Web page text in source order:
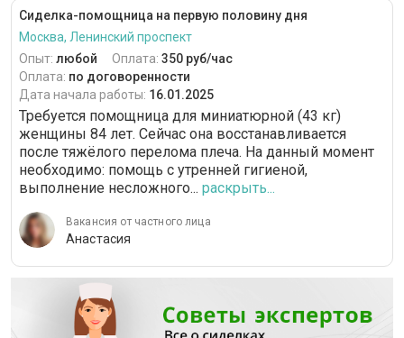
Сиделка-помощница на первую половину дня
Москва, Ленинский проспект
Опыт: любой Оплата: 350 руб/час
Оплата: по договоренности
Дата начала работы: 16.01.2025
Требуется помощница для миниатюрной (43 кг)
женщины 84 лет. Сейчас она восстанавливается
после тяжёлого перелома плеча. На данный момент
необходимо: помощь с утренней гигиеной,
выполнение несложного... раскрыть...
Вакансия от частного лица
Анастасия